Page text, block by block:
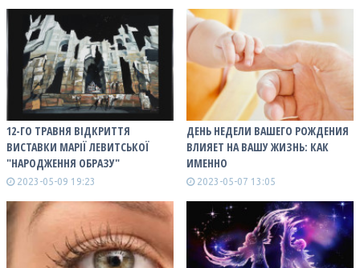
12-ГО ТРАВНЯ ВІДКРИТТЯ
ВИСТАВКИ МАРІЇ ЛЕВИТСЬКОЇ
"НАРОДЖЕННЯ ОБРАЗУ"
2023-05-09 19:23
ДЕНЬ НЕДЕЛИ ВАШЕГО РОЖДЕНИЯ
ВЛИЯЕТ НА ВАШУ ЖИЗНЬ: КАК
ИМЕННО
2023-05-07 13:05